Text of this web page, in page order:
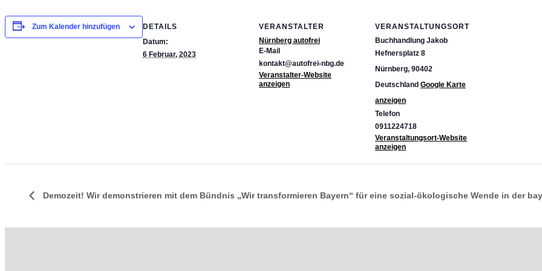
Zum Kalender hinzufügen
DETAILS
Datum:
6 Februar, 2023
VERANSTALTER
Nürnberg autofrei
E-Mail
kontakt@autofrei-nbg.de
Veranstalter-Website
anzeigen
VERANSTALTUNGSORT
Buchhandlung Jakob
Hefnersplatz 8
Nürnberg, 90402
Deutschland Google Karte
anzeigen
Telefon
0911224718
Veranstaltungsort-Website
anzeigen
Demozeit! Wir demonstrieren mit dem Bündnis „Wir transformieren Bayern“ für eine sozial-ökologische Wende in der